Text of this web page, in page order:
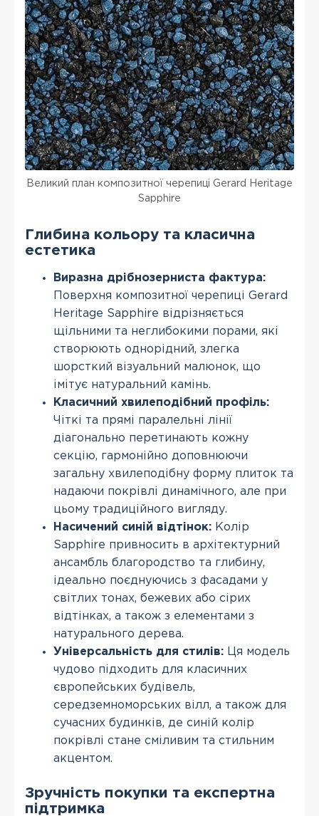
Великий план композитної черепиці Gerard Heritage
Sapphire
Глибина кольору та класична
естетика
Виразна дрібнозерниста фактура:
Поверхня композитної черепиці Gerard
Heritage Sapphire відрізняється
щільними та неглибокими порами, які
створюють однорідний, злегка
шорсткий візуальний малюнок, що
імітує натуральний камінь.
Класичний хвилеподібний профіль:
Чіткі та прямі паралельні лінії
діагонально перетинають кожну
секцію, гармонійно доповнюючи
загальну хвилеподібну форму плиток та
надаючи покрівлі динамічного, але при
цьому традиційного вигляду.
Насичений синій відтінок: Колір
Sapphire привносить в архітектурний
ансамбль благородство та глибину,
ідеально поєднуючись з фасадами у
світлих тонах, бежевих або сірих
відтінках, а також з елементами з
натурального дерева.
Універсальність для стилів: Ця модель
чудово підходить для класичних
європейських будівель,
середземноморських вілл, а також для
сучасних будинків, де синій колір
покрівлі стане сміливим та стильним
акцентом.
Зручність покупки та експертна
підтримка